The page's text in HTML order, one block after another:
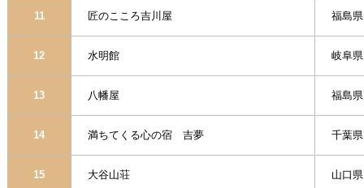
11 匠のこころ吉川屋 福島
12 水明館 岐阜
13 八幡屋 福島
14 満ちてくる心の宿 吉夢 千葉
15 大谷山荘 山口